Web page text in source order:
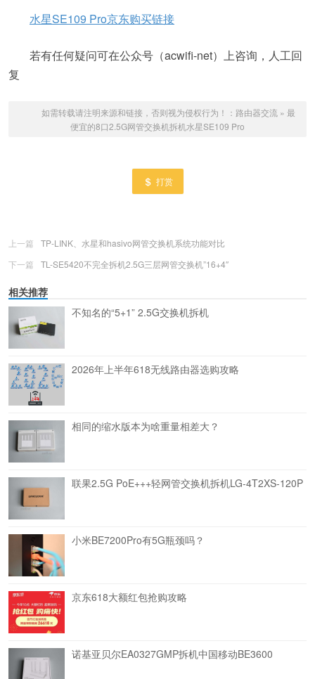
水星SE109 Pro京东购买链接
若有任何疑问可在公众号（acwifi-net）上咨询，人工回
复
如需转载请注明来源和链接，否则视为侵权行为！： 路由器交流 » 最
便宜的8口2.5G网管交换机拆机水星SE109 Pro
打赏
上一篇
TP-LINK、水星和hasivo网管交换机系统功能对比
下一篇
TL-SE5420不完全拆机2.5G三层网管交换机”16+4″
相关推荐
不知名的“5+1” 2.5G交换机拆机
2026年上半年618无线路由器选购攻略
相同的缩水版本为啥重量相差大？
联果2.5G PoE+++轻网管交换机拆机LG-4T2XS-120P
小米BE7200Pro有5G瓶颈吗？
京东618大额红包抢购攻略
诺基亚贝尔EA0327GMP拆机中国移动BE3600